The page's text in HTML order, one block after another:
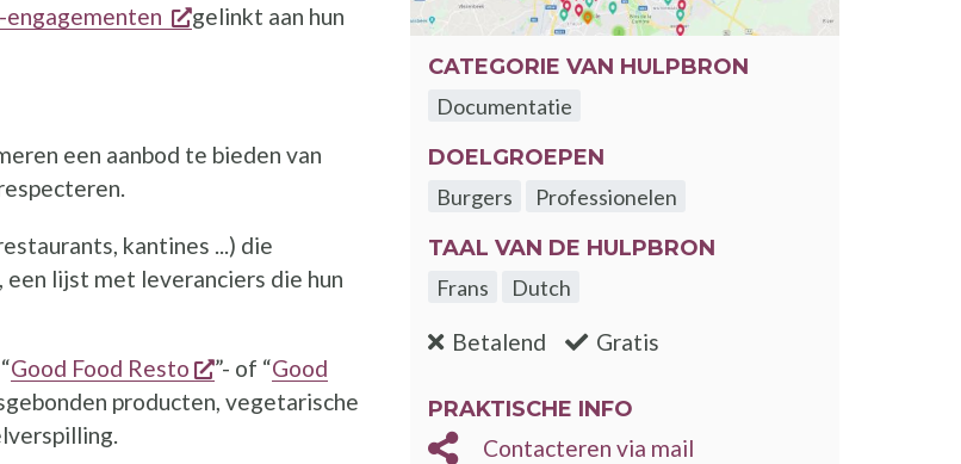
engagementen opent een nieuw venster
gelinkt aan hun
een aanbod te bieden van
kantines ...) die
een lijst met leveranciers die hun
Good Food Resto opent een nieuw venster
”- of “Good
producten, vegetarische
CATEGORIE VAN HULPBRON
Documentatie
DOELGROEPEN
Burgers
Professionelen
TAAL VAN DE HULPBRON
Frans
Dutch
Betalend :nee Gratis
PRAKTISCHE INFO
Contacteren via mail